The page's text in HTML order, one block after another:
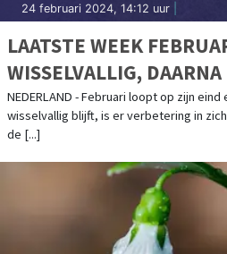
24 februari 2024, 14:12 uur
LAATSTE WEEK
WISSELVALLIG, DAARNA
VAKER ZON
NEDERLAND - Februari loopt op zijn
wisselvallig blijft, is er verbetering in
de [...]